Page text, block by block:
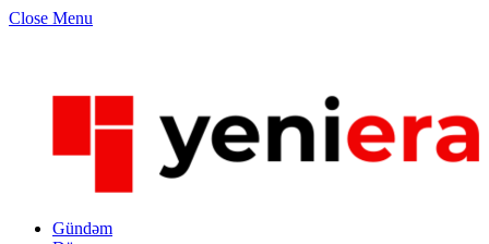
Close Menu
Gündəm